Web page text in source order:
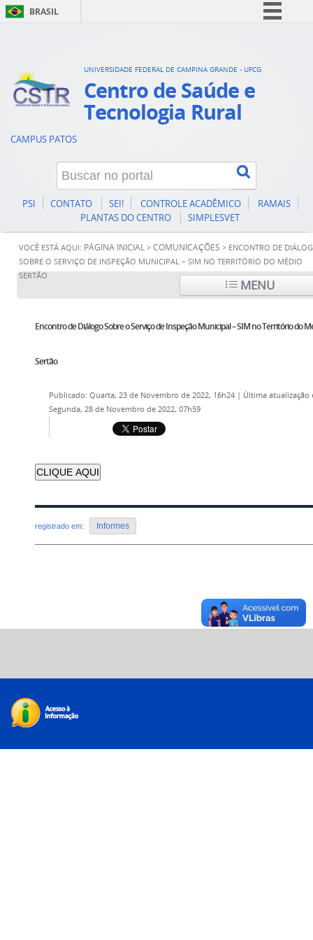
BRASIL
Acesso à informação
Legislação
UNIVERSIDADE FEDERAL DE CAMPINA GRANDE - UFCG
Centro de Saúde e
Tecnologia Rural
CAMPUS PATOS
PSI CONTATO SEI! CONTROLE ACADÊMICO
RAMAIS
PLANTAS DO CENTRO
SIMPLESVET
VOCÊ ESTÁ AQUI: PÁGINA INICIAL > COMUNICAÇÕES > ENCONTRO DE
SOBRE O SERVIÇO DE INSPEÇÃO MUNICIPAL – SIM NO TERRITÓRIO DO MÉDIO
SERTÃO
MENU
Encontro de Diálogo Sobre o Serviço de Inspeção Municipal – SIM no Território do
Sertão
Publicado: Quarta, 23 de Novembro de 2022, 16h24 | Última atualização
Segunda, 28 de Novembro de 2022, 07h59
CLIQUE AQUI
registrado em: Informes
Voltar para o topo